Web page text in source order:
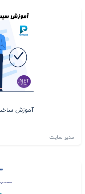
آموزش
مدیر سایت